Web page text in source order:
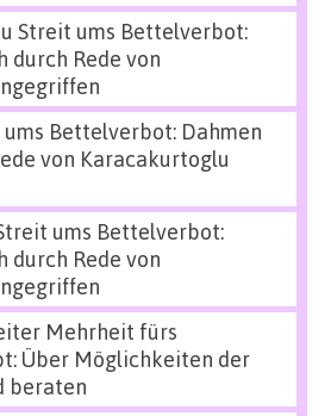
Streit ums Bettelverbot:
durch Rede von
Bettelverbot: Dahmen
von Karacakurtoglu
ums Bettelverbot:
durch Rede von
Mehrheit fürs
Über Möglichkeiten der
beraten